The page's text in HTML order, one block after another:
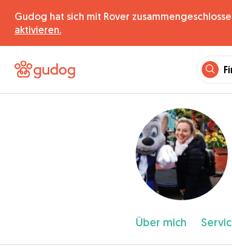
Gudog hat sich mit Rover
aktivieren.
Über mich